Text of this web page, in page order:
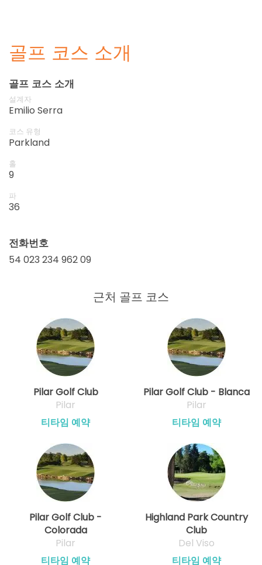
골프 코스 소개
골프 코스 소개
설계자
Emilio Serra
코스 유형
Parkland
홀
9
파
36
전화번호
54 023 234 962 09
근처 골프 코스
Pilar Golf Club
Pilar
티타임 예약
Pilar Golf Club - Blanca
Pilar
티타임 예약
Pilar Golf Club -
Colorada
Pilar
티타임 예약
Highland Park Country
Club
Del Viso
티타임 예약